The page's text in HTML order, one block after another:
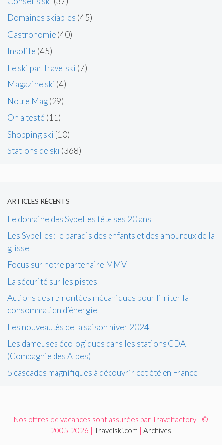
Domaines skiables (45)
Gastronomie (40)
Insolite (45)
Le ski par Travelski (7)
Magazine ski (4)
Notre Mag(29)
On a testé (11)
Shopping ski (10)
Stations de ski (368)
ARTICLES RÉCENTS
Le domaine des Sybelles fête ses 20 ans
Les Sybelles : le paradis des enfants et des amoureux de la
glisse
Focus sur notre partenaire MMV
La sécurité sur les pistes
Actions des remontées mécaniques pour limiter la
consommation d’énergie
Les nouveautés de la saison hiver 2024
Les dameuses écologiques dans les stations CDA
(Compagnie des Alpes)
5 cascades magnifiques à découvrir cet été en France
Nos offres de vacances sont assurées par Travelfactory - ©
2005-2026 | Travelski.com | Archives